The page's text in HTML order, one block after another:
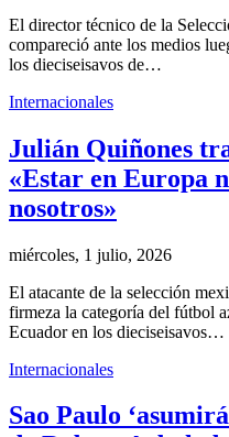
El director técnico de la
compareció ante los medios
los dieciseisavos de…
Internacionales
Julián Quiñones
«Estar en Europa
nosotros»
miércoles, 1 julio, 2026
El atacante de la selección
firmeza la categoría del fútbol
Ecuador en los dieciseisavos…
Internacionales
Sao Paulo